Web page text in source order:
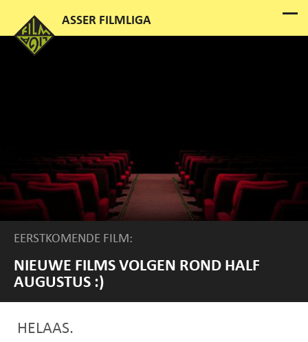
EERSTKOMENDE FILM:
NIEUWE FILMS VOLGEN ROND HALF
AUGUSTUS :)
HELAAS.